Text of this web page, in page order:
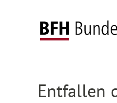
Startseite
Entfallen